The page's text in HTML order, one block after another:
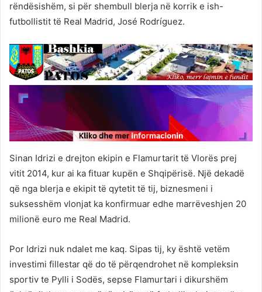
rëndësishëm, si për shembull blerja në korrik e ish-
futbollistit të Real Madrid, José Rodríguez.
Sinan Idrizi e drejton ekipin e Flamurtarit të Vlorës prej
vitit 2014, kur ai ka fituar kupën e Shqipërisë. Një dekadë
që nga blerja e ekipit të qytetit të tij, biznesmeni i
suksesshëm vlonjat ka konfirmuar edhe marrëveshjen 20
milionë euro me Real Madrid.
Por Idrizi nuk ndalet me kaq. Sipas tij, ky është vetëm
investimi fillestar që do të përqendrohet në kompleksin
sportiv te Pylli i Sodës, sepse Flamurtari i dikurshëm